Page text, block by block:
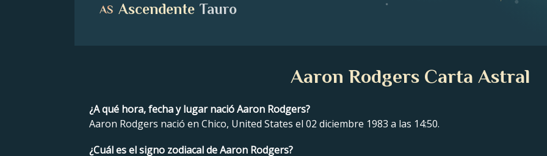
Ascendente Tauro
Aaron Rodgers Carta Astral
¿A qué hora, fecha y lugar nació Aaron Rodgers?
Aaron Rodgers nació en Chico, United States el 02 diciembre 1983 a las 14:50.
¿Cuál es el signo zodiacal de Aaron Rodgers?